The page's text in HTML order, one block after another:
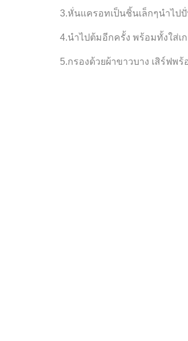
3.หั่นแครอทเป็นชิ้นเล็กๆนำไปปั่
4.นำไปต้มอีกครั้ง พร้อมทั้งใส่เ
5.กรองด้วยผ้าขาวบาง เสิร์ฟพ